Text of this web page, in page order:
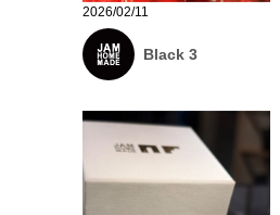
2026/02/11
Black 3